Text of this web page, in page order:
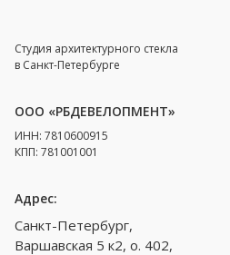
Студия архитектурного стекла
в Санкт-Петербурге
ООО «РБДЕВЕЛОПМЕНТ»
ИНН: 7810600915
КПП: 781001001
Адрес:
Санкт-Петербург,
Варшавская 5 к2, о. 402,